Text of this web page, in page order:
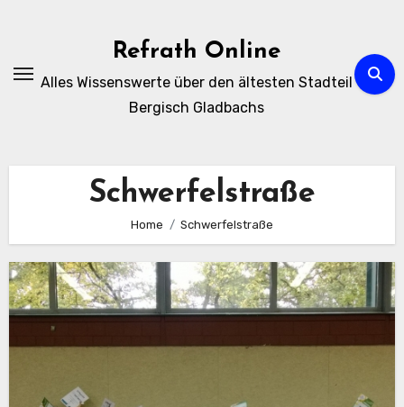
Refrath Online
Alles Wissenswerte über den ältesten Stadteil
Bergisch Gladbachs
Schwerfelstraße
Home Schwerfelstraße